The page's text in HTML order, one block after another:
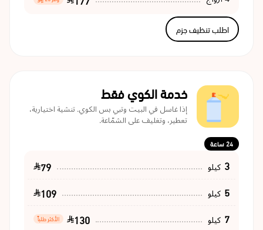
اطلب تنظيف جزم
خدمة الكوي فقط
إذا غاسل في البيت وتبي بس الكوي. تنشية اختيارية،
تعطير، وتغليف على الشمّاعة.
24 ساعة
3 كيلو
79
5 كيلو
109
7 كيلو 130 الأكثر طلباً